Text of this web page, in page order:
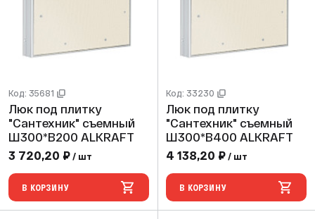
Код: 35681
Люк под плитку
"Сантехник" съемный
Ш300*В200 ALKRAFT
3 720,20 ₽ / шт
В КОРЗИНУ
Код: 33230
Люк под плитку
"Сантехник" съемный
Ш300*В400 ALKRAFT
4 138,20 ₽ / шт
В КОРЗИНУ